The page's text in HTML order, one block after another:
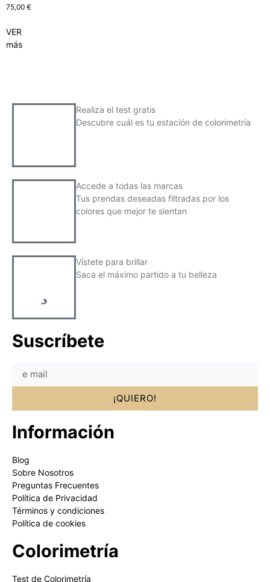
75,00 €
VER
más
Realiza el test gratis
Descubre cuál es tu estación de colorimetría
Accede a todas las marcas
Tus prendas deseadas filtradas por los
colores que mejor te sientan
Vístete para brillar
Saca el máximo partido a tu belleza
Suscríbete
¡QUIERO!
Información
Blog
Sobre Nosotros
Preguntas Frecuentes
Política de Privacidad
Términos y condiciones
Política de cookies
Colorimetría
Test de Colorimetría